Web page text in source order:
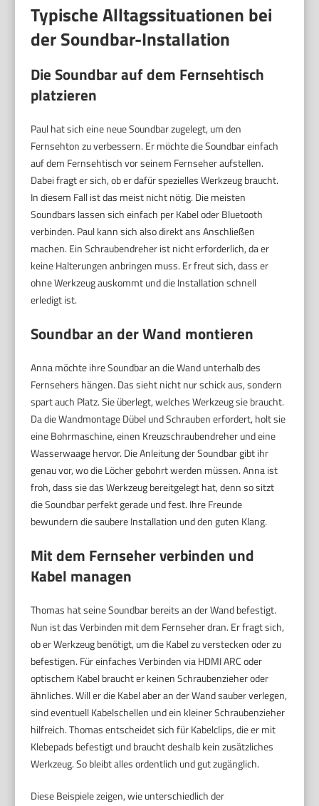
Typische Alltagssituationen bei
der Soundbar-Installation
Die Soundbar auf dem Fernsehtisch
platzieren
Paul hat sich eine neue Soundbar zugelegt, um den
Fernsehton zu verbessern. Er möchte die Soundbar einfach
auf dem Fernsehtisch vor seinem Fernseher aufstellen.
Dabei fragt er sich, ob er dafür spezielles Werkzeug braucht.
In diesem Fall ist das meist nicht nötig. Die meisten
Soundbars lassen sich einfach per Kabel oder Bluetooth
verbinden. Paul kann sich also direkt ans Anschließen
machen. Ein Schraubendreher ist nicht erforderlich, da er
keine Halterungen anbringen muss. Er freut sich, dass er
ohne Werkzeug auskommt und die Installation schnell
erledigt ist.
Soundbar an der Wand montieren
Anna möchte ihre Soundbar an die Wand unterhalb des
Fernsehers hängen. Das sieht nicht nur schick aus, sondern
spart auch Platz. Sie überlegt, welches Werkzeug sie braucht.
Da die Wandmontage Dübel und Schrauben erfordert, holt sie
eine Bohrmaschine, einen Kreuzschraubendreher und eine
Wasserwaage hervor. Die Anleitung der Soundbar gibt ihr
genau vor, wo die Löcher gebohrt werden müssen. Anna ist
froh, dass sie das Werkzeug bereitgelegt hat, denn so sitzt
die Soundbar perfekt gerade und fest. Ihre Freunde
bewundern die saubere Installation und den guten Klang.
Mit dem Fernseher verbinden und
Kabel managen
Thomas hat seine Soundbar bereits an der Wand befestigt.
Nun ist das Verbinden mit dem Fernseher dran. Er fragt sich,
ob er Werkzeug benötigt, um die Kabel zu verstecken oder zu
befestigen. Für einfaches Verbinden via HDMI ARC oder
optischem Kabel braucht er keinen Schraubenzieher oder
ähnliches. Will er die Kabel aber an der Wand sauber verlegen,
sind eventuell Kabelschellen und ein kleiner Schraubenzieher
hilfreich. Thomas entscheidet sich für Kabelclips, die er mit
Klebepads befestigt und braucht deshalb kein zusätzliches
Werkzeug. So bleibt alles ordentlich und gut zugänglich.
Diese Beispiele zeigen, wie unterschiedlich der